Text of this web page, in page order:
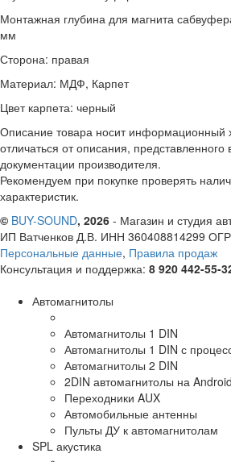
Монтажная глубина для магнита
мм
Сторона: правая
Материал: МДФ, Карпет
Цвет карпета: черный
Описание товара носит информационный
отличаться от описания, представленного
документации производителя.
Рекомендуем при покупке проверять
характеристик.
© BUY-SOUND, 2026 - Магазин и студия
ИП Ватченков Д.В. ИНН 360408814299
Персональные данные, Правила продаж
Консультация и поддержка: 8 920 442-55-
Автомагнитолы
Автомагнитолы 1 DIN
Автомагнитолы 1 DIN с
Автомагнитолы 2 DIN
2DIN автомагнитолы на Android
Переходники AUX
Автомобильные антенны
Пульты ДУ к автомагнитолам
SPL акустика